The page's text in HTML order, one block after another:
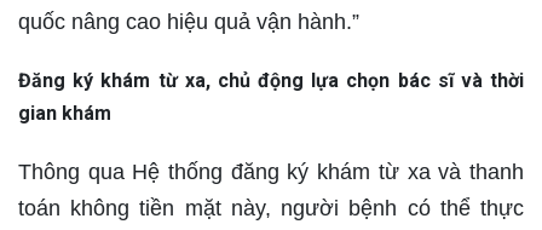
quốc nâng cao hiệu quả vận hành.”
Đăng ký khám từ xa, chủ động lựa chọn bác sĩ và thời
gian khám
Thông qua Hệ thống đăng ký khám từ xa và thanh
toán không tiền mặt này, người bệnh có thể thực